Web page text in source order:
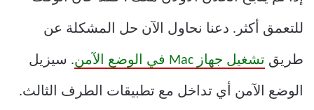
للتعمق أكثر. دعنا نحاول الآن حل المشكلة عن
طريق تشغيل جهاز Mac في الوضع الآمن . سيزيل
الوضع الآمن أي تداخل مع تطبيقات الطرف الثالث.